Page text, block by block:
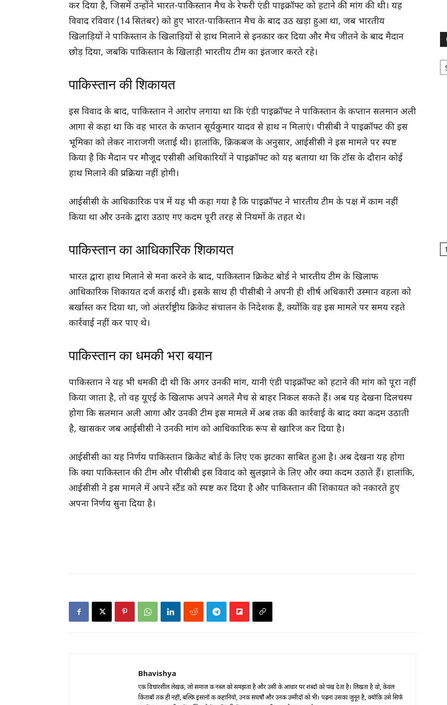
कर दिया है, जिसमें उन्होंने भारत-पाकिस्तान मैच के रेफरी एंडी पाइक्रॉफ्ट को हटाने की मांग की थी। यह
विवाद रविवार (14 सितंबर) को हुए भारत-पाकिस्तान मैच के बाद उठ खड़ा हुआ था, जब भारतीय
खिलाड़ियों ने पाकिस्तान के खिलाड़ियों से हाथ मिलाने से इनकार कर दिया और मैच जीतने के बाद मैदान
छोड़ दिया, जबकि पाकिस्तान के खिलाड़ी भारतीय टीम का इंतजार करते रहे।
पाकिस्तान की शिकायत
इस विवाद के बाद, पाकिस्तान ने आरोप लगाया था कि एंडी पाइक्रॉफ्ट ने पाकिस्तान के कप्तान सलमान अली
आगा से कहा था कि वह भारत के कप्तान सूर्यकुमार यादव से हाथ न मिलाएं। पीसीबी ने पाइक्रॉफ्ट की इस
भूमिका को लेकर नाराजगी जताई थी। हालांकि, क्रिकबज के अनुसार, आईसीसी ने इस मामले पर स्पष्ट
किया है कि मैदान पर मौजूद एसीसी अधिकारियों ने पाइक्रॉफ्ट को यह बताया था कि टॉस के दौरान कोई
हाथ मिलाने की प्रक्रिया नहीं होगी।
आईसीसी के आधिकारिक पत्र में यह भी कहा गया है कि पाइक्रॉफ्ट ने भारतीय टीम के पक्ष में काम नहीं
किया था और उनके द्वारा उठाए गए कदम पूरी तरह से नियमों के तहत थे।
पाकिस्तान का आधिकारिक शिकायत
भारत द्वारा हाथ मिलाने से मना करने के बाद, पाकिस्तान क्रिकेट बोर्ड ने भारतीय टीम के खिलाफ
आधिकारिक शिकायत दर्ज कराई थी। इसके साथ ही पीसीबी ने अपनी ही शीर्ष अधिकारी उस्मान वहला को
बर्खास्त कर दिया था, जो अंतर्राष्ट्रीय क्रिकेट संचालन के निदेशक हैं, क्योंकि वह इस मामले पर समय रहते
कार्रवाई नहीं कर पाए थे।
पाकिस्तान का धमकी भरा बयान
पाकिस्तान ने यह भी धमकी दी थी कि अगर उनकी मांग, यानी एंडी पाइक्रॉफ्ट को हटाने की मांग को पूरा नहीं
किया जाता है, तो वह यूएई के खिलाफ अपने अगले मैच से बाहर निकल सकते हैं। अब यह देखना दिलचस्प
होगा कि सलमान अली आगा और उनकी टीम इस मामले में अब तक की कार्रवाई के बाद क्या कदम उठाती
है, खासकर जब आईसीसी ने उनकी मांग को आधिकारिक रूप से खारिज कर दिया है।
आईसीसी का यह निर्णय पाकिस्तान क्रिकेट बोर्ड के लिए एक झटका साबित हुआ है। अब देखना यह होगा
कि क्या पाकिस्तान की टीम और पीसीबी इस विवाद को सुलझाने के लिए और क्या कदम उठाते हैं। हालांकि,
आईसीसी ने इस मामले में अपने स्टैंड को स्पष्ट कर दिया है और पाकिस्तान की शिकायत को नकारते हुए
अपना निर्णय सुना दिया है।
Bhavishya
एक विचारशील लेखक, जो समाज की नब्ज को समझता है और उसी के आधार पर शब्दों को पंख देता है। लिखता है वो, केवल
किताबों तक ही नहीं, बल्कि इंसानों की कहानियों, उनकी संघर्षों और उनकी उम्मीदों को भी। पढ़ना उसका जुनून है, क्योंकि उसे सिर्फ